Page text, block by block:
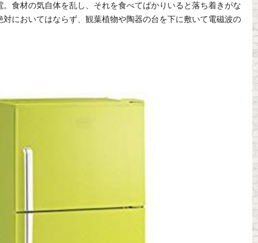
食材の気自体を乱し、それを食べてばかりいると落ち着きがな
対においてはならず、観葉植物や陶器の台を下に敷いて電磁波の